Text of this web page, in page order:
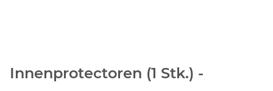
Innenprotectoren (1 Stk.) -